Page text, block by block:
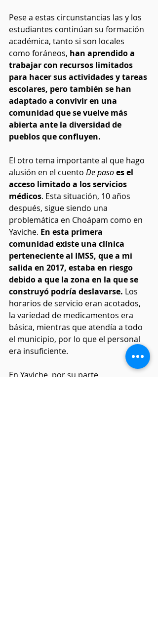
Pese a estas circunstancias las y los
estudiantes continúan su formación
académica, tanto si son locales
como foráneos, han aprendido a
trabajar con recursos limitados
para hacer sus actividades y tareas
escolares, pero también se han
adaptado a convivir en una
comunidad que se vuelve más
abierta ante la diversidad de
pueblos que confluyen.
El otro tema importante al que hago
alusión en el cuento De pasoes el
acceso limitado a los servicios
médicos. Esta situación, 10 años
después, sigue siendo una
problemática en Choápam como en
Yaviche. En esta primera
comunidad existe una clínica
perteneciente al IMSS, que a mi
salida en 2017, estaba en riesgo
debido a que la zona en la que se
construyó podría deslavarse. Los
horarios de servicio eran acotados,
la variedad de medicamentos era
básica, mientras que atendía a todo
el municipio, por lo que el personal
era insuficiente.
En Yaviche, por su parte,